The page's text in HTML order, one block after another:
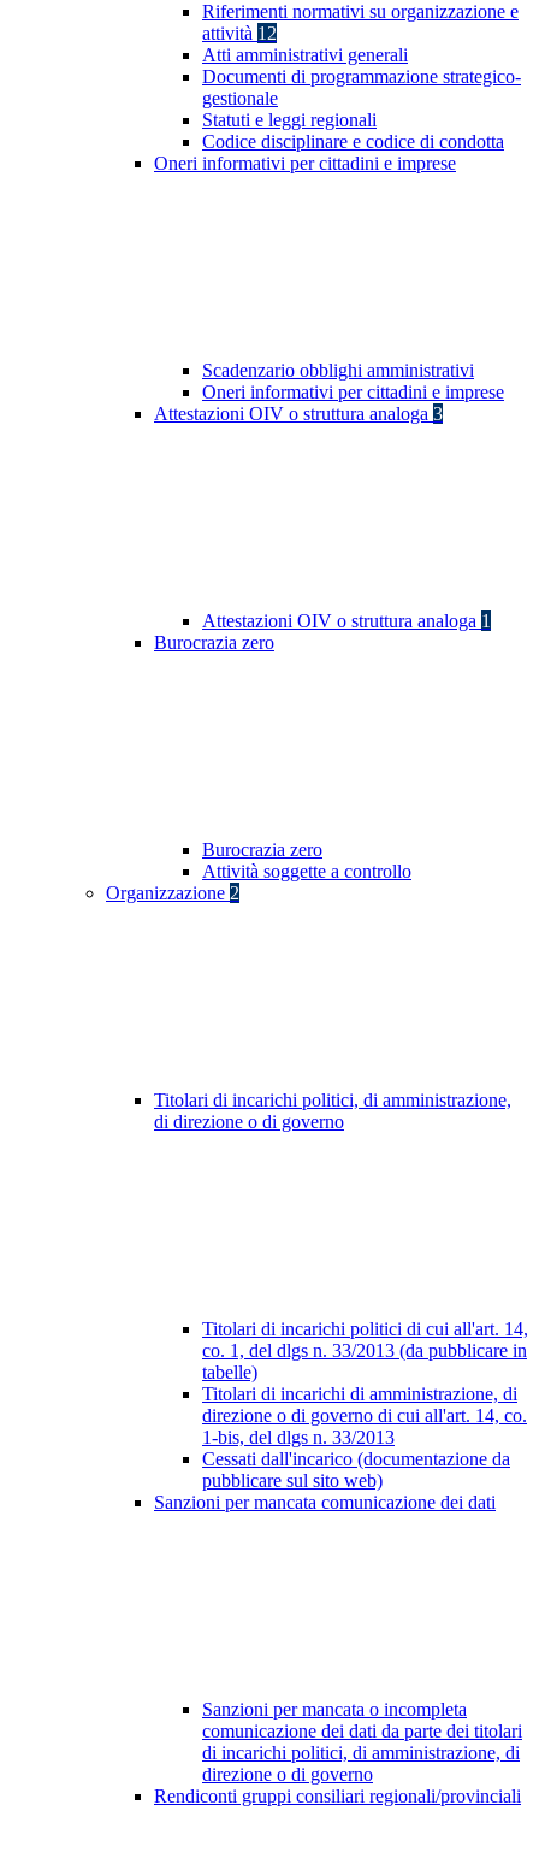
Riferimenti normativi su organizzazione e
attività 12
Atti amministrativi generali
Documenti di programmazione strategico-
gestionale
Statuti e leggi regionali
Codice disciplinare e codice di condotta
Oneri informativi per cittadini e imprese
Scadenzario obblighi amministrativi
Oneri informativi per cittadini e imprese
Attestazioni OIV o struttura analoga 3
Attestazioni OIV o struttura analoga 1
Burocrazia zero
Burocrazia zero
Attività soggette a controllo
Organizzazione 2
Titolari di incarichi politici, di amministrazione,
di direzione o di governo
Titolari di incarichi politici di cui all'art. 14,
co. 1, del dlgs n. 33/2013 (da pubblicare in
tabelle)
Titolari di incarichi di amministrazione, di
direzione o di governo di cui all'art. 14, co.
1-bis, del dlgs n. 33/2013
Cessati dall'incarico (documentazione da
pubblicare sul sito web)
Sanzioni per mancata comunicazione dei dati
Sanzioni per mancata o incompleta
comunicazione dei dati da parte dei titolari
di incarichi politici, di amministrazione, di
direzione o di governo
Rendiconti gruppi consiliari regionali/provinciali